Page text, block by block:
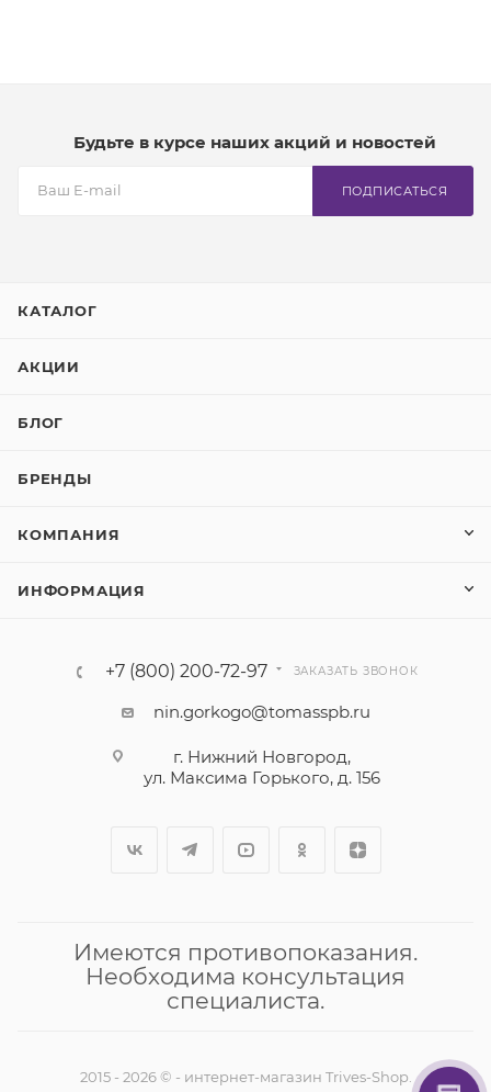
Будьте в курсе наших акций и новостей
ПОДПИСАТЬСЯ
КАТАЛОГ
АКЦИИ
БЛОГ
БРЕНДЫ
КОМПАНИЯ
ИНФОРМАЦИЯ
+7 (800) 200-72-97 ЗАКАЗАТЬ ЗВОНОК
nin.gorkogo@tomasspb.ru
г. Нижний Новгород,
ул. Максима Горького, д. 156
Имеются противопоказания.
Необходима консультация
специалиста.
2015 - 2026 © - интернет-магазин Trives-Shop.